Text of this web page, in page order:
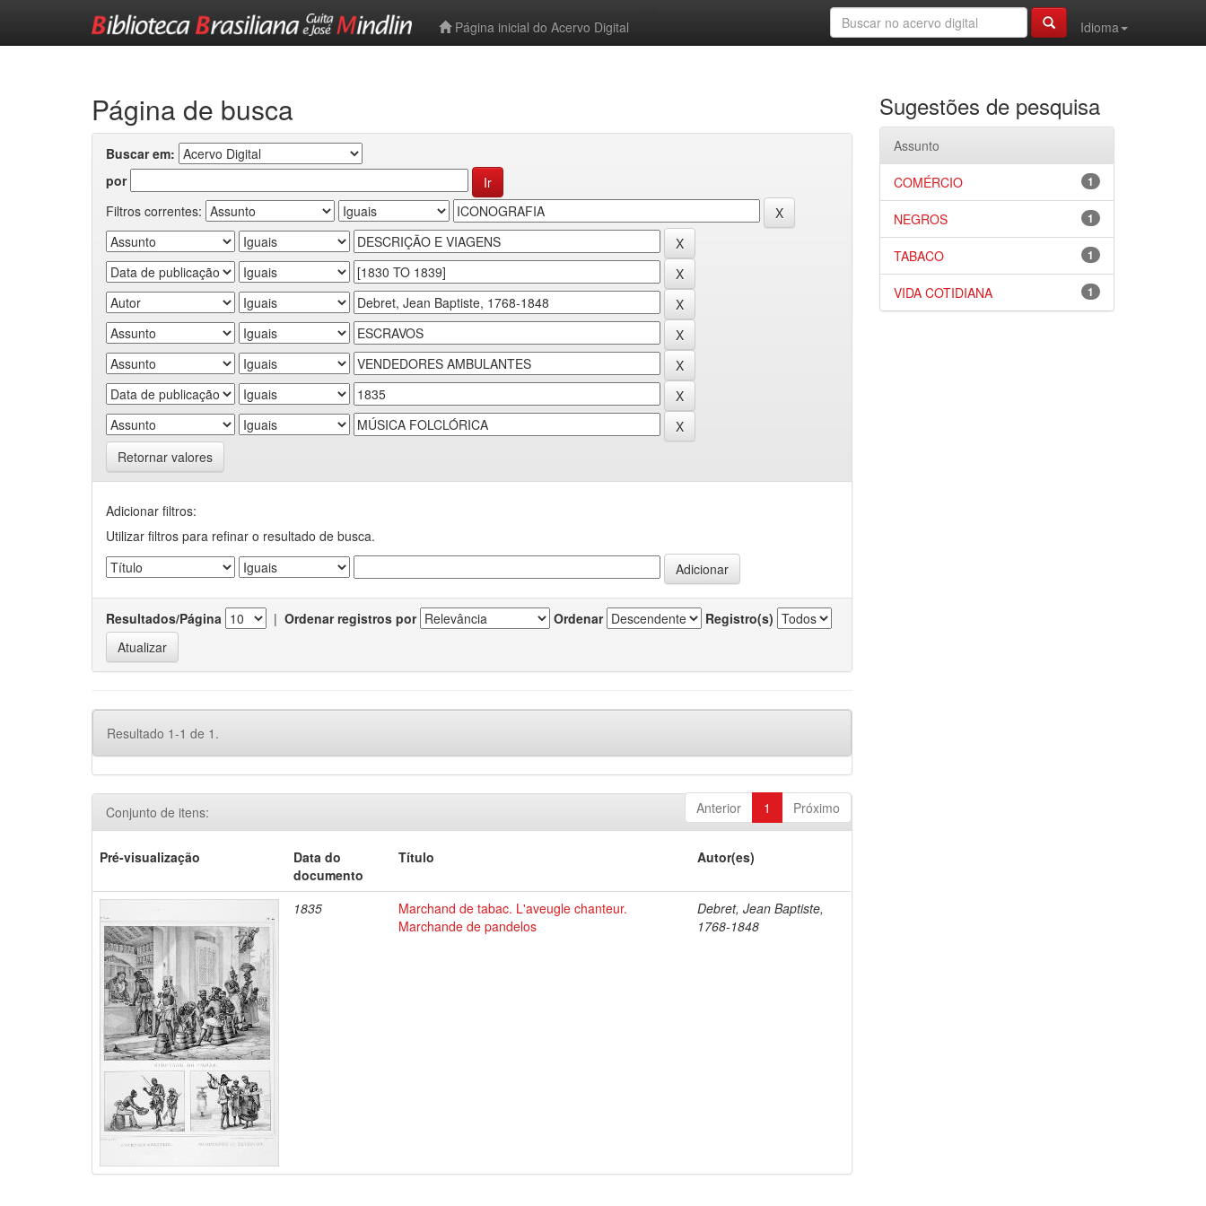
Página inicial do Acervo Digital
Idioma
Página de busca
Buscar em:
por
Filtros correntes:
Retornar valores
Adicionar filtros:
Utilizar filtros para refinar o resultado de busca.
Resultados/Página | Ordenar registros por Ordenar Registro(s)
Resultado 1-1 de 1.
Anterior 1 Próximo
Conjunto de itens:
Pré-visualização
Data do
documento
Título Autor(es)
1835
Marchand de tabac. L'aveugle chanteur.
Marchande de pandelos
Debret, Jean Baptiste,
1768-1848
Sugestões de pesquisa
Assunto
1
COMÉRCIO
1
NEGROS
1
TABACO
1
VIDA COTIDIANA